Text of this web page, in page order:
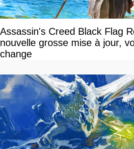
Assassin's Creed Black Flag
nouvelle grosse mise à jour,
change